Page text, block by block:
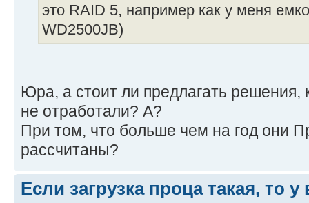
это RAID 5, например как у меня
WD2500JB)
Юра, а стоит ли предлагать решения,
не отработали? А?
При том, что больше чем на год они
рассчитаны?
Если загрузка проца такая, то у